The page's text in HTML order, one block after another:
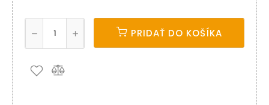
PRIDAŤ DO KOŠÍKA